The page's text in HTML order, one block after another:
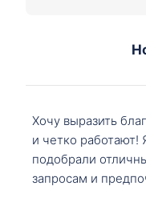
Хочу выразить
и четко работают!
подобрали
запросам и